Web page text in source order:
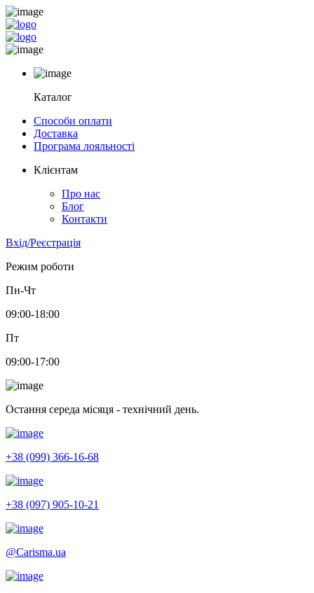
Каталог
Способи оплати
Доставка
Програма лояльності
Клієнтам
Про нас
Блог
Контакти
Вхід/Реєстрація
Режим роботи
Пн-Чт
09:00-18:00
Пт
09:00-17:00
Остання середа місяця - технічний день.
+38 (099) 366-16-68
+38 (097) 905-10-21
@Carisma.ua